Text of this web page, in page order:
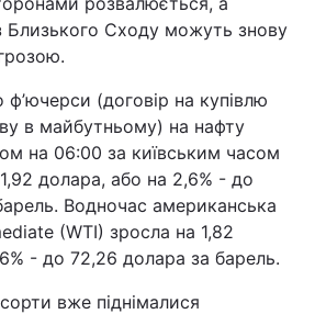
Близького Сходу можуть знову
(договір на купівлю
в майбутньому) на нафту
на 06:00 за київським часом
долара, або на 2,6% - до
Водночас американська
(WTI) зросла на 1,82
- до 72,26 долара за барель.
вже піднімалися